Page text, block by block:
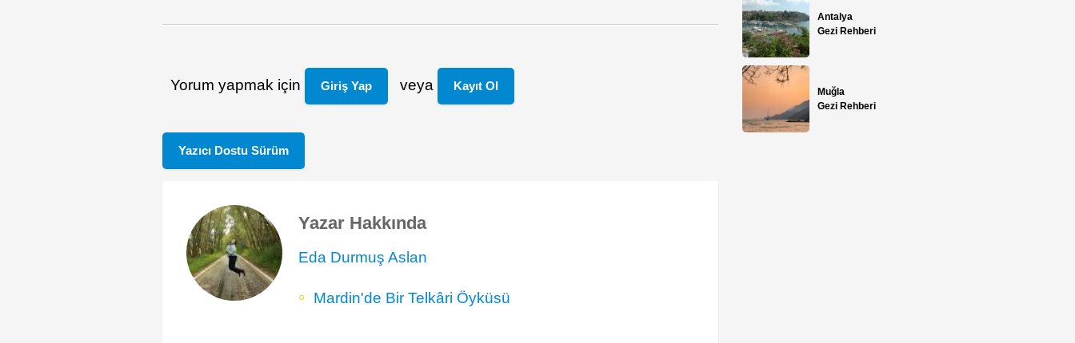
Yorum yapmak için Giriş Yap veya Kayıt Ol
Yazıcı Dostu Sürüm
Yazar Hakkında
Eda Durmuş Aslan
Mardin'de Bir Telkâri Öyküsü
Antalya
Gezi Rehberi
Muğla
Gezi Rehberi